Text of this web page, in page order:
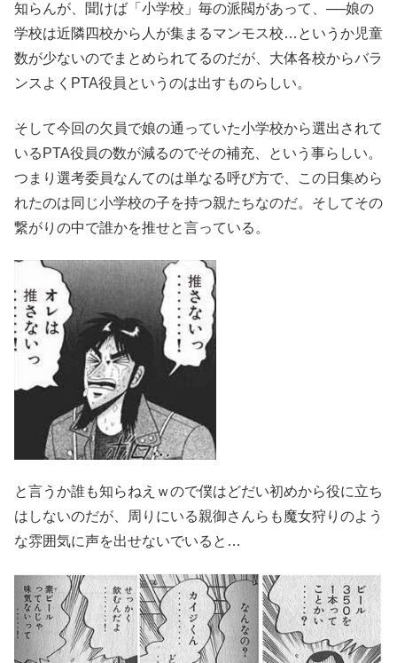
知らんが、聞けば「小学校」毎の派閥があって、──娘の
学校は近隣四校から人が集まるマンモス校…というか児童
数が少ないのでまとめられてるのだが、大体各校からバラ
ンスよくPTA役員というのは出すものらしい。
そして今回の欠員で娘の通っていた小学校から選出されて
いるPTA役員の数が減るのでその補充、という事らしい。
つまり選考委員なんてのは単なる呼び方で、この日集めら
れたのは同じ小学校の子を持つ親たちなのだ。そしてその
繋がりの中で誰かを推せと言っている。
と言うか誰も知らねえｗので僕はどだい初めから役に立ち
はしないのだが、周りにいる親御さんらも魔女狩りのよう
な雰囲気に声を出せないでいると…